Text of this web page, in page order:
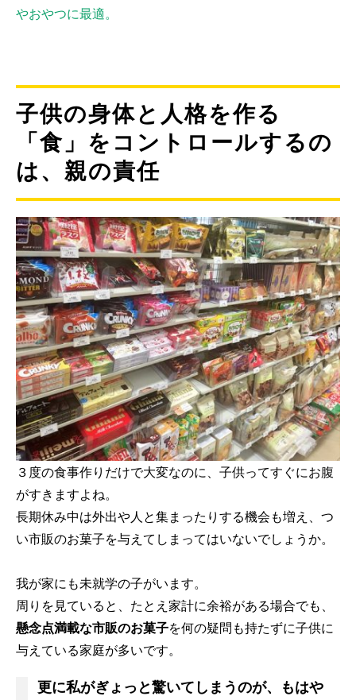
やおやつに最適。
子供の身体と人格を作る
「食」をコントロールするの
は、親の責任
３度の食事作りだけで大変なのに、子供ってすぐにお腹
がすきますよね。
長期休み中は外出や人と集まったりする機会も増え、つ
い市販のお菓子を与えてしまってはいないでしょうか。
我が家にも未就学の子がいます。
周りを見ていると、たとえ家計に余裕がある場合でも、
懸念点満載な市販のお菓子を何の疑問も持たずに子供に
与えている家庭が多いです。
更に私がぎょっと驚いてしまうのが、もはや